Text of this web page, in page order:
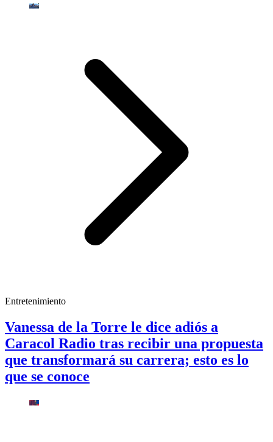
Entretenimiento
Vanessa de la Torre le dice adiós a
Caracol Radio tras recibir una propuesta
que transformará su carrera; esto es lo
que se conoce